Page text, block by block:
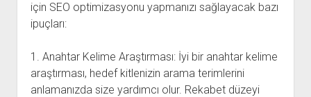
için SEO optimizasyonu yapmanızı sağlayacak bazı
ipuçları:
1. Anahtar Kelime Araştırması: İyi bir anahtar kelime
araştırması, hedef kitlenizin arama terimlerini
anlamanızda size yardımcı olur. Rekabet düzeyi